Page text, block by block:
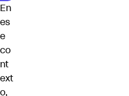
En
es
e
co
nt
ext
o,